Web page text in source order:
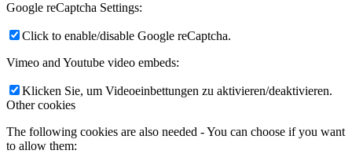
Google reCaptcha Settings:
Click to enable/disable Google reCaptcha.
Vimeo and Youtube video embeds:
Klicken Sie, um Videoeinbettungen zu aktivieren/deaktivieren.
Other cookies
The following cookies are also needed - You can choose if you want
to allow them: